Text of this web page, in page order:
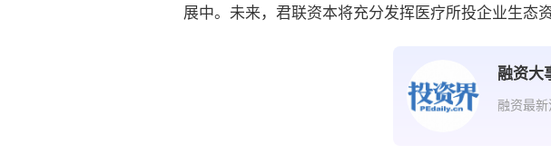
展中。未来，君联资本将充分发挥医疗所投企业生态
融资大
融资最新